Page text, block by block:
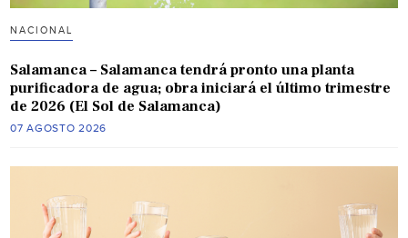
NACIONAL
Salamanca – Salamanca tendrá pronto una planta
purificadora de agua; obra iniciará el último trimestre
de 2026 (El Sol de Salamanca)
07 AGOSTO 2026